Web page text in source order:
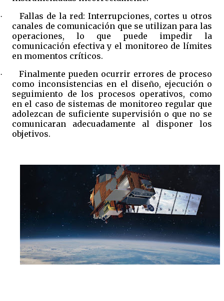
·
Fallas de la red: Interrupciones, cortes u otros
canales de comunicación que se utilizan para las
operaciones, lo que puede impedir la
comunicación efectiva y el monitoreo de límites
en momentos críticos.
·
Finalmente pueden ocurrir errores de proceso
como inconsistencias en el diseño, ejecución o
seguimiento de los procesos operativos, como
en el caso de sistemas de monitoreo regular que
adolezcan de suficiente supervisión o que no se
comunicaran adecuadamente al disponer los
objetivos.